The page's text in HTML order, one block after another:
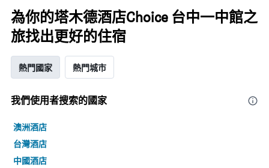
為你的塔木德酒店Choice 台中一中館之
旅找出更好的住宿
熱門國家 熱門城市
我們使用者搜索的國家
澳洲酒店
台灣酒店
中國酒店